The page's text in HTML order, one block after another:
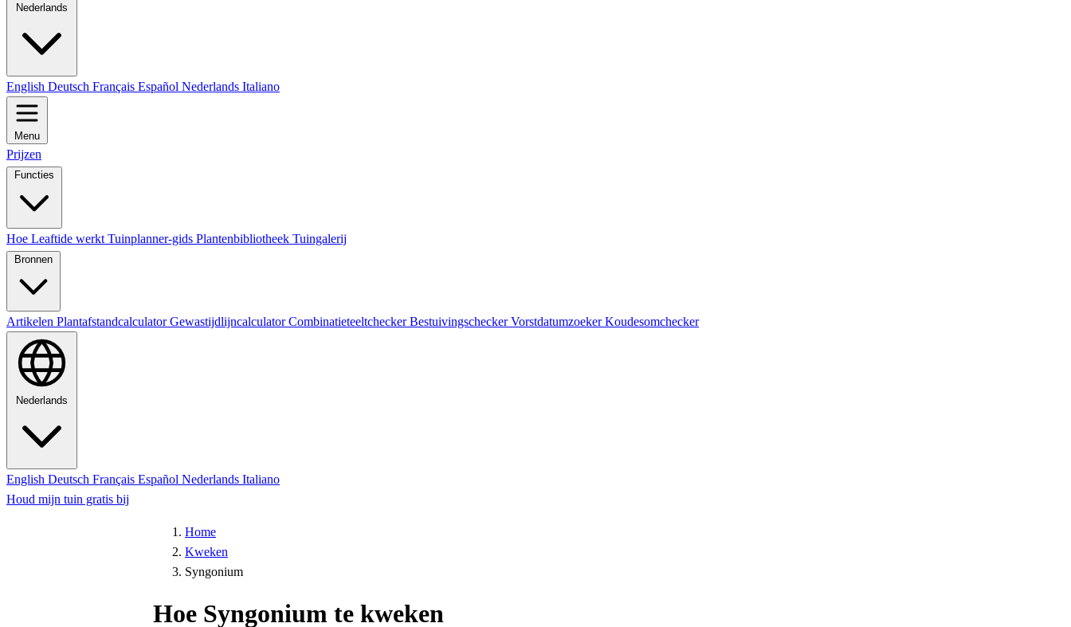
Nederlands
English Deutsch Français Español Nederlands Italiano
Menu
Prijzen
Functies
Hoe Leaftide werkt Tuinplanner-gids Plantenbibliotheek Tuingalerij
Bronnen
Artikelen PlantafstandcalculatorGewastijdlijncalculatorCombinatieteeltcheckerBestuivingscheckerVorstdatumzoekerKoudesomchecker
Nederlands
English Deutsch Français Español Nederlands Italiano
Houd mijn tuin gratis bij
Home
Kweken
Syngonium
Hoe Syngonium te kweken